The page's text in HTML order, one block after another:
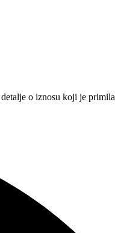
o iznosu koji je